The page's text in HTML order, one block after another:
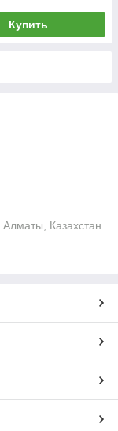
Купить
Казахстан